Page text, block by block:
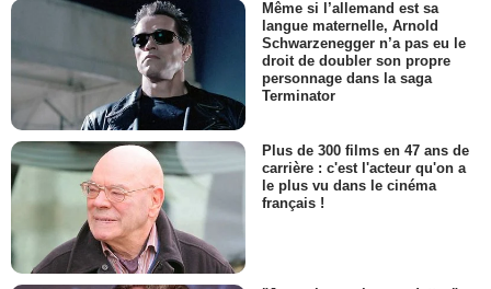
Même si l’allemand est sa
langue maternelle, Arnold
Schwarzenegger n’a pas eu le
droit de doubler son propre
personnage dans la saga
Terminator
Plus de 300 films en 47 ans de
carrière : c'est l'acteur qu'on a
le plus vu dans le cinéma
français !